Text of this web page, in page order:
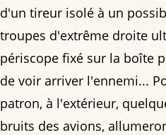
d'un tireur isolé à un
troupes d'extrême droite
périscope fixé sur la boîte
de voir arriver l'ennemi...
patron, à l'extérieur,
bruits des avions,